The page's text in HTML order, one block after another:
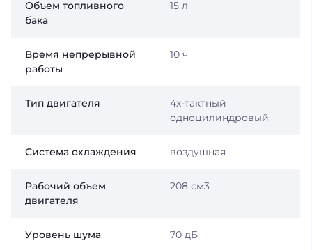
Объем топливного
бака
15 л
Время непрерывной
работы
10 ч
Тип двигателя
4х-тактный
одноцилиндровый
Система охлаждения воздушная
Рабочий объем
двигателя
208 см3
Уровень шума 70 дБ